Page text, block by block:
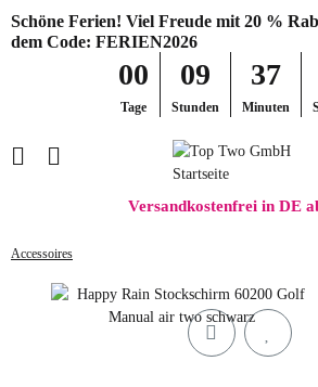
Schöne Ferien! Viel Freude mit 20 %
dem Code: FERIEN2026
00
Tage
09
Stunden
37
Minuten
Versandkostenfrei in DE
Accessoires